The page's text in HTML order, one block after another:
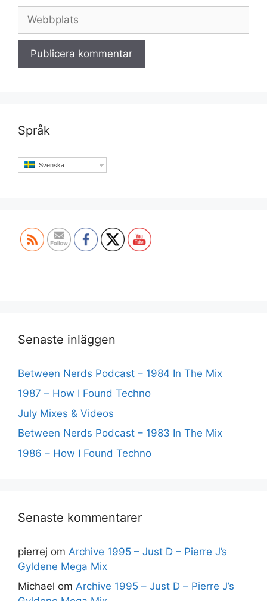
Språk
Svenska
Senaste inläggen
Between Nerds Podcast – 1984 In The Mix
1987 – How I Found Techno
July Mixes & Videos
Between Nerds Podcast – 1983 In The Mix
1986 – How I Found Techno
Senaste kommentarer
pierrej om Archive 1995 – Just D – Pierre J’s
Gyldene Mega Mix
Michael om Archive 1995 – Just D – Pierre J’s